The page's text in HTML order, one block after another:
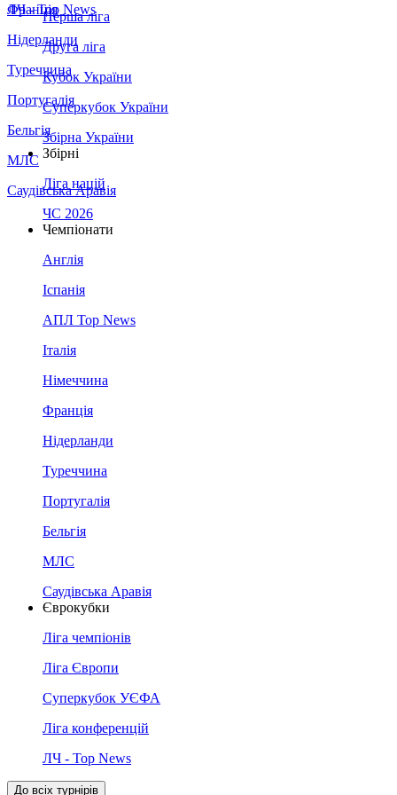
Франція
Нідерланди
Туреччина
Португалія
Бельгія
МЛС
Саудівська Аравія
ЛЧ - Top News
Перша ліга
Друга ліга
Кубок України
Суперкубок України
Збірна України
Збірні
Ліга націй
ЧС 2026
Чемпіонати
Англія
Іспанія
АПЛ Top News
Італія
Німеччина
Франція
Нідерланди
Туреччина
Португалія
Бельгія
МЛС
Саудівська Аравія
Єврокубки
Ліга чемпіонів
Ліга Європи
Суперкубок УЄФА
Ліга конференцій
ЛЧ - Top News
До всіх турнірів